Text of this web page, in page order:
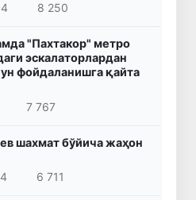
8 250
"Пахтакор" метро
эскалаторлардан
фойдаланишга қайта
7 767
шахмат бўйича жаҳон
6 711